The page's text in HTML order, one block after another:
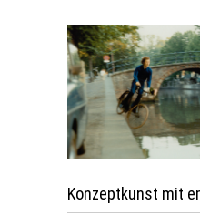
Konzeptkunst mit